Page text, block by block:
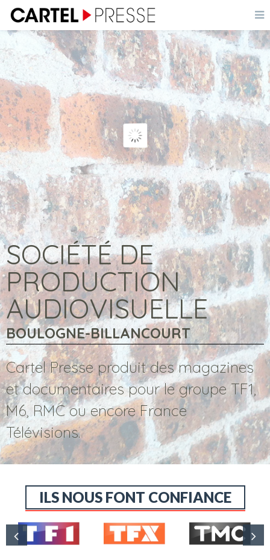
SOCIÉTÉ DE
PRODUCTION
AUDIOVISUELLE
BOULOGNE-BILLANCOURT
Cartel Presse produit des magazines
et documentaires pour le groupe TF1,
M6, RMC ou encore France
Télévisions.
ILS NOUS FONT CONFIANCE